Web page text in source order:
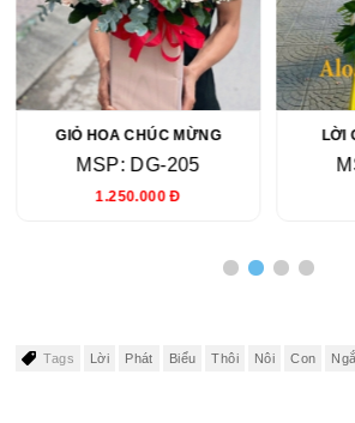
GIỎ HOA CHÚC MỪNG
MSP: DG-205
1.250.000 Đ
LỜI
Tags Lời Phát Biểu Thôi Nôi Con